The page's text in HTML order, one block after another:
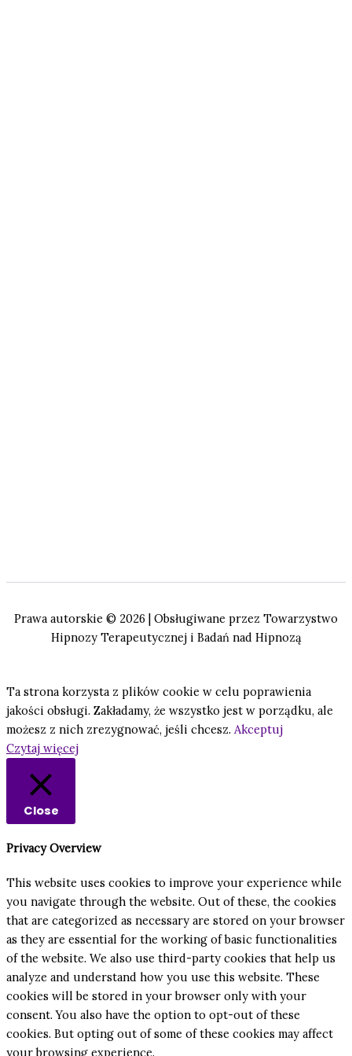
Prawa autorskie © 2026 | Obsługiwane przez Towarzystwo
Hipnozy Terapeutycznej i Badań nad Hipnozą
Ta strona korzysta z plików cookie w celu poprawienia
jakości obsługi. Zakładamy, że wszystko jest w porządku, ale
możesz z nich zrezygnować, jeśli chcesz. Akceptuj
Czytaj więcej
Close
Privacy Overview
This website uses cookies to improve your experience while
you navigate through the website. Out of these, the cookies
that are categorized as necessary are stored on your browser
as they are essential for the working of basic functionalities
of the website. We also use third-party cookies that help us
analyze and understand how you use this website. These
cookies will be stored in your browser only with your
consent. You also have the option to opt-out of these
cookies. But opting out of some of these cookies may affect
your browsing experience.